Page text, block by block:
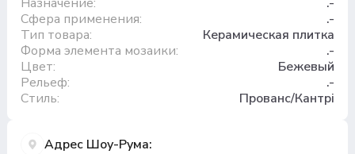
Сфера применения:
.-
Тип товара:
Керамическая плитка
Форма элемента мозаики:
.-
Цвет:
Бежевый
Рельеф:
.-
Стиль:
Прованс/Кантрі
Адрес Шоу-Рума: